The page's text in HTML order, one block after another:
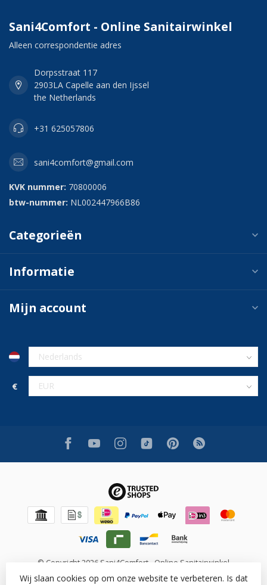
Sani4Comfort - Online Sanitairwinkel
Alleen correspondentie adres
Dorpsstraat 117
2903LA Capelle aan den Ijssel
the Netherlands
+31 625057806
sani4comfort@gmail.com
KVK nummer: 70800006
btw-nummer: NL002447966B86
Categorieën
Informatie
Mijn account
€
© Copyright 2026 Sani4Comfort - Online Sanitairwinkel
Wij slaan cookies op om onze website te verbeteren. Is dat